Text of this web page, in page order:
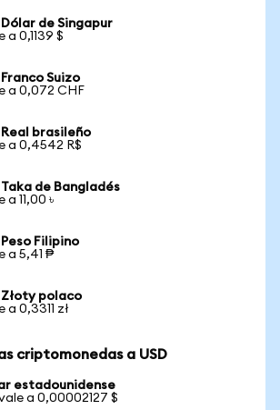
de Singapur
a 0,1139 $
Suizo
a 0,072 CHF
brasileño
a 0,4542 R$
de Bangladés
a 11,00 ৳
Filipino
a 5,41 ₱
polaco
a 0,3311 zł
criptomonedas a USD
estadounidense
a 0,00002127 $